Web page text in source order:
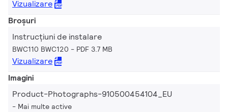
Vizualizare
Broșuri
Instrucțiuni de instalare
BWC110 BWC120 PDF 3.7 MB
Vizualizare
Imagini
Product-Photographs-910500454104_EU
Mai multe active